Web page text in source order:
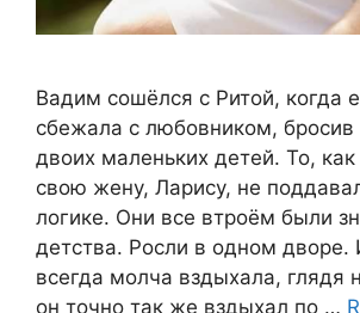
Вадим сошёлся с Ритой, когда
сбежала с любовником,
двоих маленьких детей. То,
свою жену, Ларису, не
логике. Они все втроём были
детства. Росли в одном дворе.
всегда молча вздыхала, глядя
он точно так же вздыхал по …